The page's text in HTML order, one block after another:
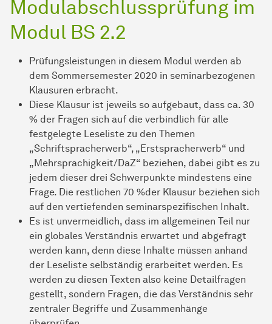
Modul­ab­schluss­prü­fung im
Modul BS 2.2
Prüfungsleistungen in diesem Modul werden ab
dem Sommersemester 2020 in seminarbezogenen
Klausuren erbracht.
Diese Klausur ist jeweils so aufgebaut, dass ca. 30
% der Fragen sich auf die verbindlich für alle
festgelegte Leseliste zu den Themen
„Schriftspracherwerb“, „Erstspracherwerb“ und
„Mehrsprachigkeit/DaZ“ beziehen, dabei gibt es zu
jedem dieser drei Schwerpunkte mindestens eine
Frage. Die restlichen 70 %der Klausur beziehen sich
auf den vertiefenden seminarspezifischen Inhalt.
Es ist unvermeidlich, dass im allgemeinen Teil nur
ein globales Verständnis erwartet und abgefragt
werden kann, denn diese Inhalte müssen anhand
der Leseliste selbständig erarbeitet werden. Es
werden zu diesen Texten also keine Detailfragen
gestellt, sondern Fragen, die das Verständnis sehr
zentraler Begriffe und Zusammenhänge